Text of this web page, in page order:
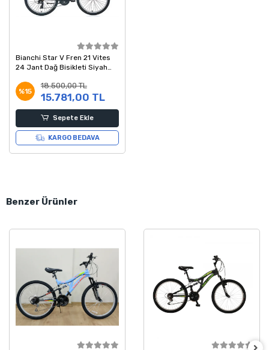
Bianchi Star V Fren 21 Vites
24 Jant Dağ Bisikleti Siyah
%15
18.500,00 TL
15.781,00 TL
Sepete Ekle
KARGO BEDAVA
Benzer Ürünler